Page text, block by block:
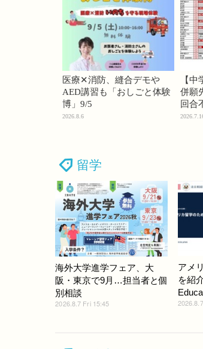
医療✕消防、縫合デモや
AED講習も「おしごと体験
博」9/5
2026.8.6
【
併願
回合
留学
海外大学進学フェア、大
阪・東京で9月…担当者と個
別相談
2026.8.7 Fri 15:45
アメ
を紹